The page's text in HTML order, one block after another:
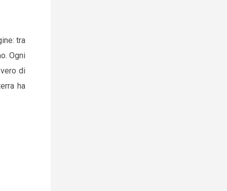
tra
Ogni
di
ha